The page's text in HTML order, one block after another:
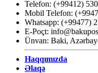
Telefon: (+99412)
Mobil Telefon:
Whatsapp: (+99477)
E-Poçt:
Ünvan: Baki,
Haqqımızda
Əlaqə